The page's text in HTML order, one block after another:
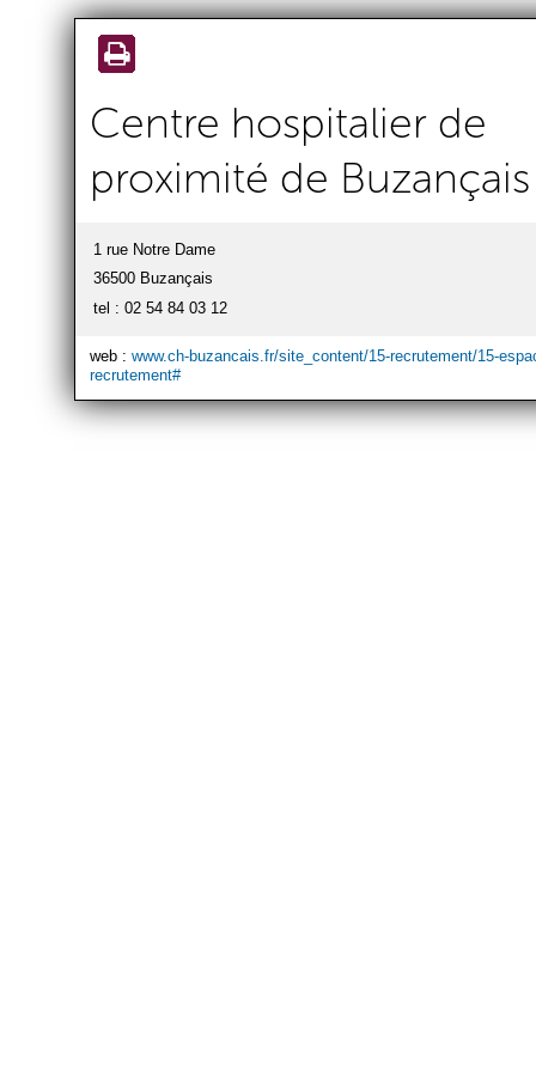
Aller au
Centre hospitalier de
proximité de Buzançais
1 rue Notre Dame
36500 Buzançais
tel : 02 54 84 03 12
web : www.ch-buzancais.fr/site_content/15-recrutement/15-
recrutement#